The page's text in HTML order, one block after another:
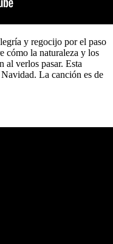
y regocijo por el paso
cómo la naturaleza y los
al verlos pasar. Esta
La canción es de